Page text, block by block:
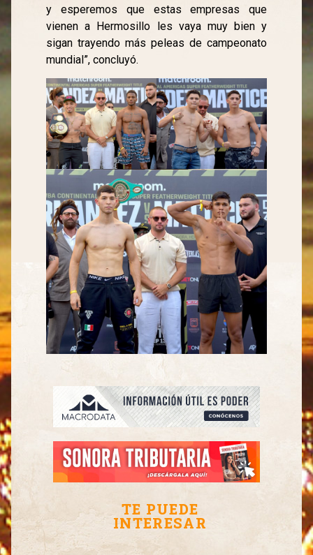
y esperemos que estas empresas que
vienen a Hermosillo les vaya muy bien y
sigan trayendo más peleas de campeonato
mundial”, concluyó.
TE PUEDE
INTERESAR